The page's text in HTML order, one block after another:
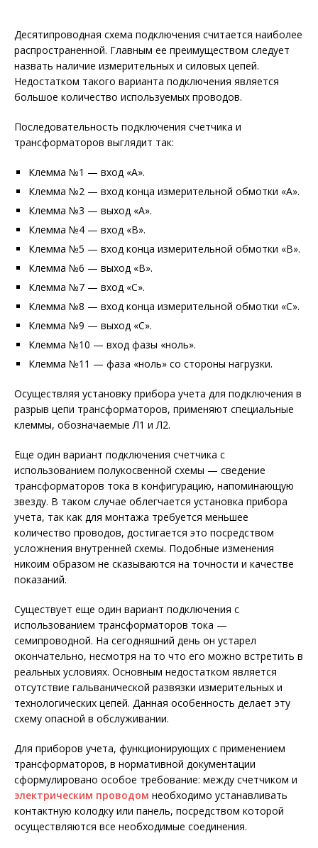
Десятипроводная схема подключения считается наиболее
распространенной. Главным ее преимуществом следует
назвать наличие измерительных и силовых цепей.
Недостатком такого варианта подключения является
большое количество используемых проводов.
Последовательность подключения счетчика и
трансформаторов выглядит так:
Клемма №1 — вход «A».
Клемма №2 — вход конца измерительной обмотки «A».
Клемма №3 — выход «A».
Клемма №4 — вход «B».
Клемма №5 — вход конца измерительной обмотки «B».
Клемма №6 — выход «B».
Клемма №7 — вход «C».
Клемма №8 — вход конца измерительной обмотки «C».
Клемма №9 — выход «C».
Клемма №10 — вход фазы «ноль».
Клемма №11 — фаза «ноль» со стороны нагрузки.
Осуществляя установку прибора учета для подключения в
разрыв цепи трансформаторов, применяют специальные
клеммы, обозначаемые Л1 и Л2.
Еще один вариант подключения счетчика с
использованием полукосвенной схемы — сведение
трансформаторов тока в конфигурацию, напоминающую
звезду. В таком случае облегчается установка прибора
учета, так как для монтажа требуется меньшее
количество проводов, достигается это посредством
усложнения внутренней схемы. Подобные изменения
никоим образом не сказываются на точности и качестве
показаний.
Существует еще один вариант подключения с
использованием трансформаторов тока —
семипроводной. На сегодняшний день он устарел
окончательно, несмотря на то что его можно встретить в
реальных условиях. Основным недостатком является
отсутствие гальванической развязки измерительных и
технологических цепей. Данная особенность делает эту
схему опасной в обслуживании.
Для приборов учета, функционирующих с применением
трансформаторов, в нормативной документации
сформулировано особое требование: между счетчиком и
электрическим проводом необходимо устанавливать
контактную колодку или панель, посредством которой
осуществляются все необходимые соединения.